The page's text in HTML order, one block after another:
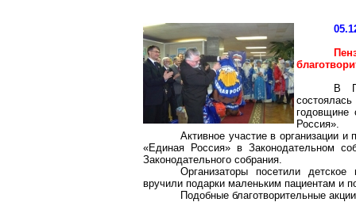
В
годовщине
Россия».
Активное участие в организации
«Единая Россия» в Законодательном
Законодательного собрания.
Организаторы посетили детское
вручили подарки маленьким пациентам и
Подобные благотворительные